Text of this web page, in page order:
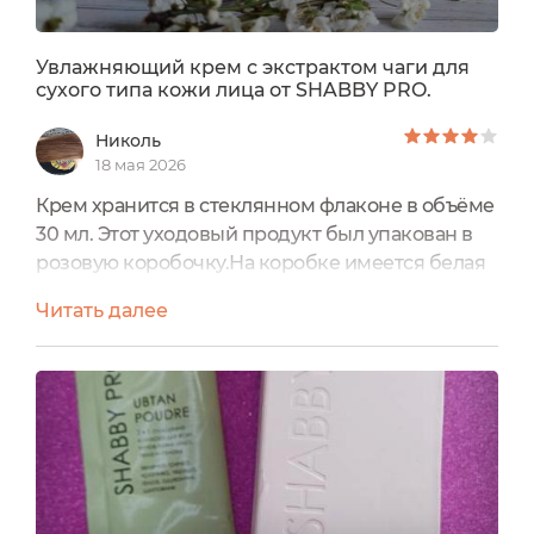
Увлажняющий крем с экстрактом чаги для
сухого типа кожи лица от SHABBY PRO.
Николь
18 мая 2026
Крем хранится в стеклянном флаконе в объёме
30 мл. Этот уходовый продукт был упакован в
розовую коробочку.На коробке имеется белая
кремушек. На флаконе крема тоже имеется
этикетка белая цвета, на которой указана так
же информация про это средства. Дизайн у
уходовых продуктов SHABBY PRO выполнен в
стиле минимализма, чем привлекает моё
внимание.Сверху на этикетке,...
Читать далее